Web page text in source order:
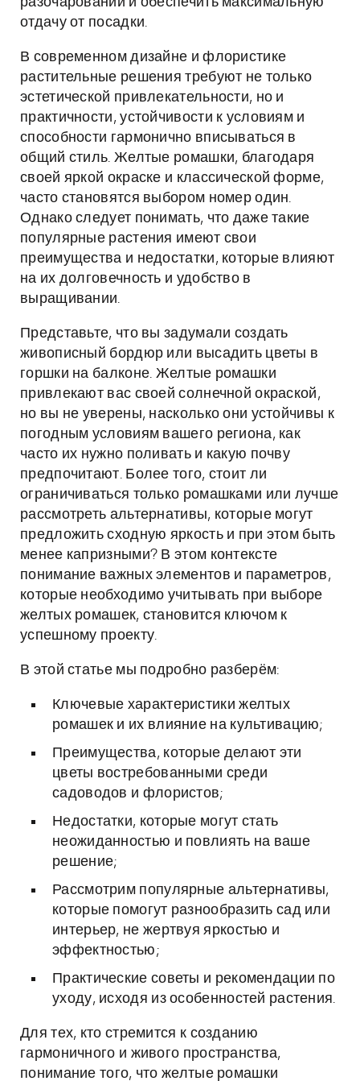
отдачу от посадки.
В современном дизайне и флористике
растительные решения требуют не только
эстетической привлекательности, но и
практичности, устойчивости к условиям и
способности гармонично вписываться в
общий стиль. Желтые ромашки, благодаря
своей яркой окраске и классической форме,
часто становятся выбором номер один.
Однако следует понимать, что даже такие
популярные растения имеют свои
преимущества и недостатки, которые влияют
на их долговечность и удобство в
выращивании.
Представьте, что вы задумали создать
живописный бордюр или высадить цветы в
горшки на балконе. Желтые ромашки
привлекают вас своей солнечной окраской,
но вы не уверены, насколько они устойчивы к
погодным условиям вашего региона, как
часто их нужно поливать и какую почву
предпочитают. Более того, стоит ли
ограничиваться только ромашками или лучше
рассмотреть альтернативы, которые могут
предложить сходную яркость и при этом быть
менее капризными? В этом контексте
понимание важных элементов и параметров,
которые необходимо учитывать при выборе
желтых ромашек, становится ключом к
успешному проекту.
В этой статье мы подробно разберём:
Ключевые характеристики желтых
ромашек и их влияние на культивацию;
Преимущества, которые делают эти
цветы востребованными среди
садоводов и флористов;
Недостатки, которые могут стать
неожиданностью и повлиять на ваше
решение;
Рассмотрим популярные альтернативы,
которые помогут разнообразить сад или
интерьер, не жертвуя яркостью и
эффектностью;
Практические советы и рекомендации по
уходу, исходя из особенностей растения.
Для тех, кто стремится к созданию
гармоничного и живого пространства,
понимание того, что желтые ромашки